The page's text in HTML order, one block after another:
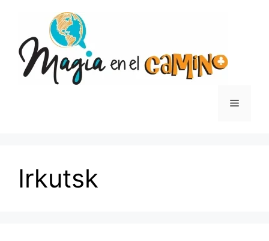
contenido
Menú
Irkutsk